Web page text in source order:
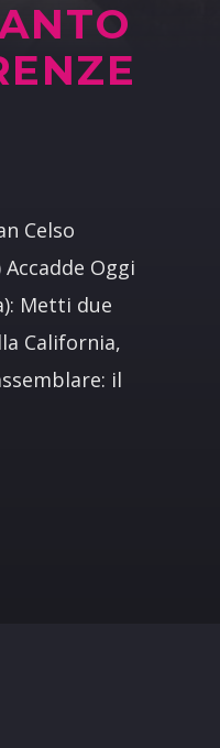
Celso
Oggi
Metti due
California,
il